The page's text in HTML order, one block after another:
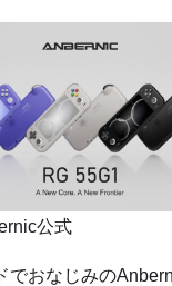
公式
でおなじみの